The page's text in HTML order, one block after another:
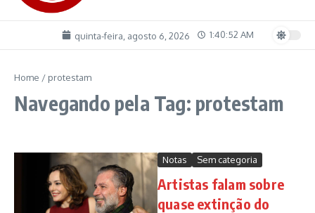
quinta-feira, agosto 6, 2026 1:40:52 AM
Home / protestam
Navegando pela Tag: protestam
Notas Sem categoria
Artistas falam sobre
quase extinção do